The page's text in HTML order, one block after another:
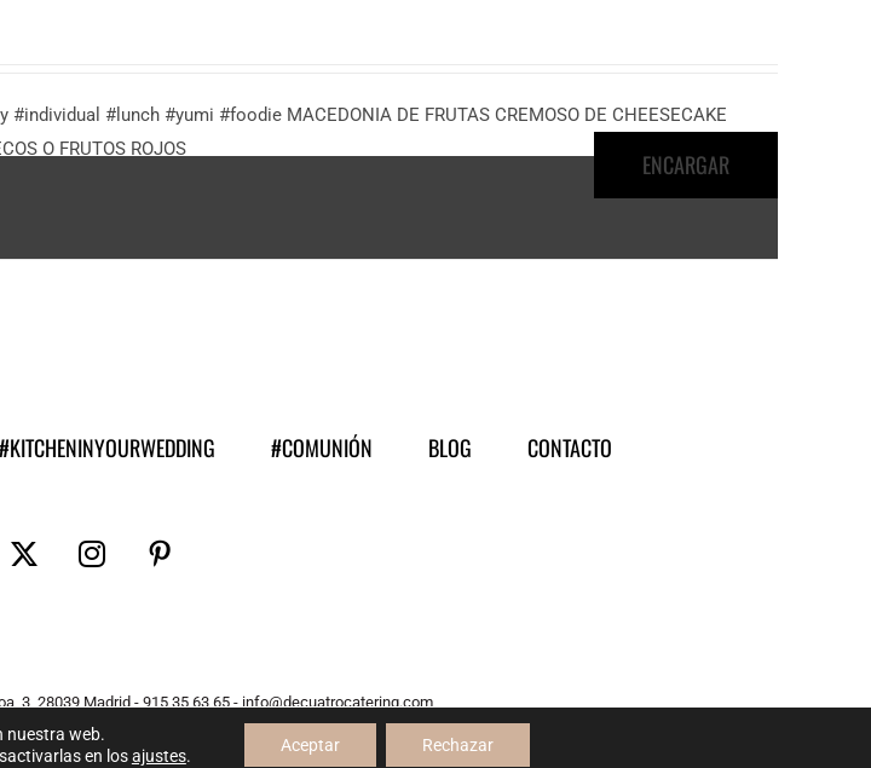
#lunch #yumi #foodie MACEDONIA DE FRUTAS CREMOSO DE CHEESECAKE
O FRUTOS ROJOS
ENCARGAR
#KITCHENINYOURWEDDING #COMUNIÓN BLOG CONTACTO
3, 28039 Madrid - 915 35 63 65 - info@decuatrocatering.com
con
por
nuestra web.
en losajustes.
Aceptar Rechazar